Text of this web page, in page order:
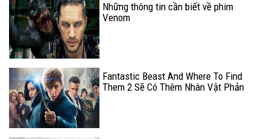
Những thông tin cần biết về phim
Venom
Fantastic Beast And Where To Find
Them 2 Sẽ Có Thêm Nhân Vật Phản